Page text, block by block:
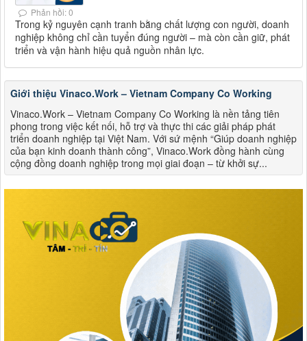
Phản hồi: 0
Trong kỷ nguyên cạnh tranh bằng chất lượng con người, doanh
nghiệp không chỉ cần tuyển đúng người – mà còn cần giữ, phát
triển và vận hành hiệu quả nguồn nhân lực.
Giới thiệu Vinaco.Work – Vietnam Company Co Working
Vinaco.Work – Vietnam Company Co Working là nền tảng tiên
phong trong việc kết nối, hỗ trợ và thực thi các giải pháp phát
triển doanh nghiệp tại Việt Nam. Với sứ mệnh “Giúp doanh nghiệp
của bạn kinh doanh thành công”, Vinaco.Work đồng hành cùng
cộng đồng doanh nghiệp trong mọi giai đoạn – từ khởi sự...